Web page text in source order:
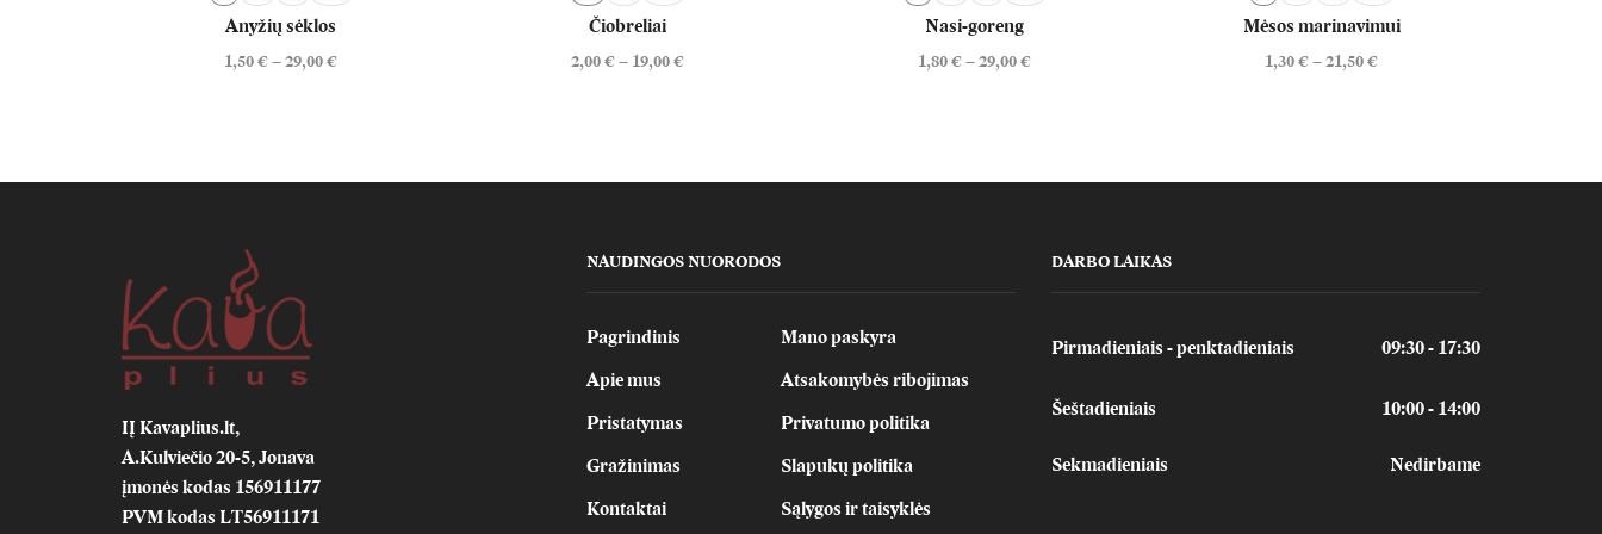
Anyžių sėklos
1,50€ –29,00€
Čiobreliai
2,00€ – 19,00€
Nasi-goreng
1,80€ –29,00€
Mėsos marinavimui
1,30€ –21,50€
IĮ Kavaplius.lt,
A.Kulviečio 20-5, Jonava
įmonės kodas 156911177
PVM kodas LT56911171
NAUDINGOS NUORODOS
Pagrindinis
Apie mus
Pristatymas
Gražinimas
Kontaktai
Mano paskyra
Atsakomybės ribojimas
Privatumo politika
Slapukų politika
Sąlygos ir taisyklės
DARBO LAIKAS
Pirmadieniais - penktadieniais 09:30 - 17:30
Šeštadieniais 10:00 - 14:00
Sekmadieniais Nedirbame